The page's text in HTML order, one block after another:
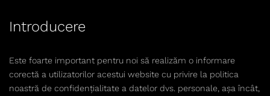
Introducere
Este foarte important pentru noi să realizăm o informare
corectă a utilizatorilor acestui website cu privire la politica
noastră de confidențialitate a datelor dvs. personale, așa încât,